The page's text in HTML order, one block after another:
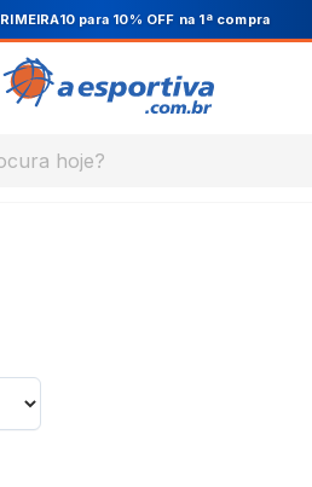
para 10% OFF na 1ª compra
hoje?